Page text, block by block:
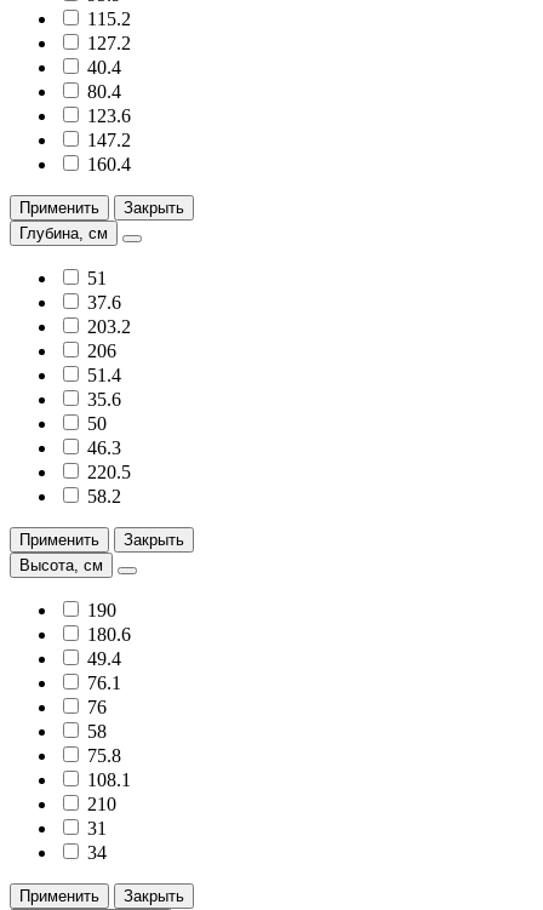
115.2
127.2
40.4
80.4
123.6
147.2
160.4
Применить
Закрыть
Глубина, см
51
37.6
203.2
206
51.4
35.6
50
46.3
220.5
58.2
Применить
Закрыть
Высота, см
190
180.6
49.4
76.1
76
58
75.8
108.1
210
31
34
Применить
Закрыть